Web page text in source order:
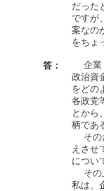
だった
ですが
案なの
をちょ
答：
企業
政治資
をどの
各政党
とから
柄であ
その
えさせ
につい
その
私は、